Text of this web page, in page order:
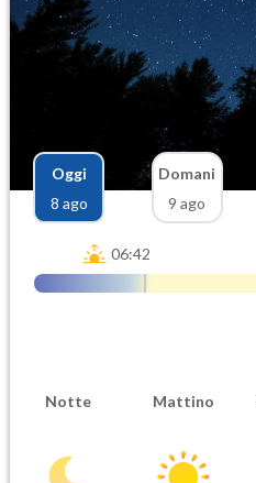
Oggi
8 ago
Domani
9 ago
06:42
Notte Mattino